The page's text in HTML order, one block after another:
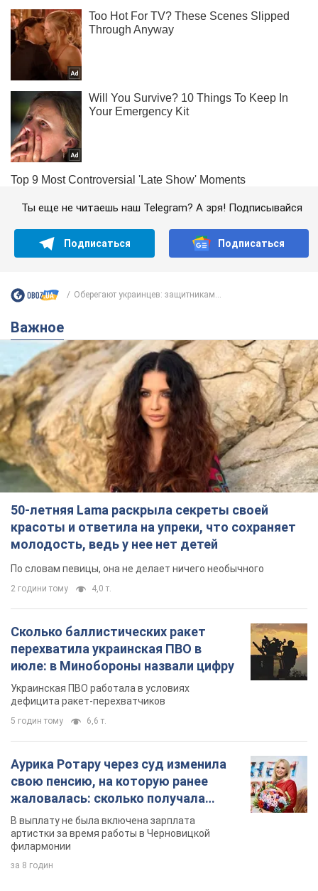
Ты еще не читаешь наш Telegram? А зря! Подписывайся
Подписаться Подписаться
Оберегают украинцев: защитникам...
Важное
50-летняя Lama раскрыла секреты своей
красоты и ответила на упреки, что сохраняет
молодость, ведь у нее нет детей
По словам певицы, она не делает ничего необычного
2 години тому 4,0 т.
Сколько баллистических ракет
перехватила украинская ПВО в
июле: в Минобороны назвали цифру
Украинская ПВО работала в условиях
дефицита ракет-перехватчиков
5 годин тому 6,6 т.
Аурика Ротару через суд изменила
свою пенсию, на которую ранее
жаловалась: сколько получала
певица
В выплату не была включена зарплата
артистки за время работы в Черновицкой
филармонии
за 8 годин